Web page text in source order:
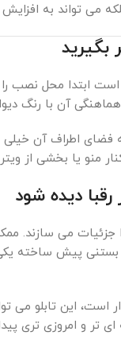
می تواند به
ابتدا محل نصب
آن با رنگ
اطراف آن
منو یا بخشی از
دیده شود
جزئیات می سازند.
پیش ساخته
این تابلو می
و امروزی تری